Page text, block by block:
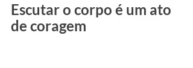
Escutar o corpo é um ato
de coragem